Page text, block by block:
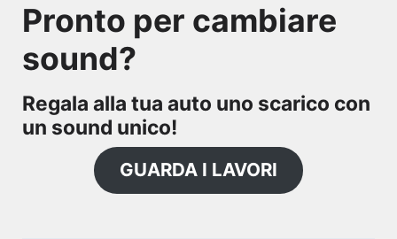
Pronto per cambiare
sound?
Regala alla tua auto uno scarico con
un sound unico!
GUARDA I LAVORI